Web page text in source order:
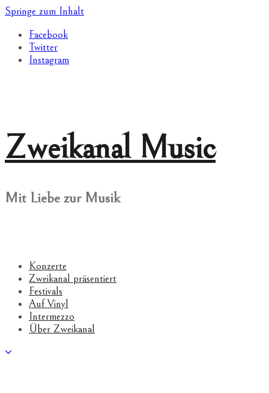
Springe zum Inhalt
Facebook
Twitter
Instagram
Zweikanal Music
Mit Liebe zur Musik
Konzerte
Zweikanal präsentiert
Festivals
Auf Vinyl
Intermezzo
Über Zweikanal